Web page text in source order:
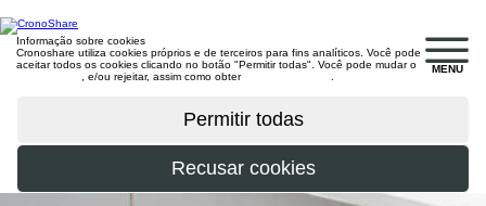
MENU
Informação sobre cookies
Cronoshare utiliza cookies próprios e de terceiros para fins analíticos. Você pode
aceitar todos os cookies clicando no botão "Permitir todas". Você pode mudar o
, e/ou rejeitar, assim como obter